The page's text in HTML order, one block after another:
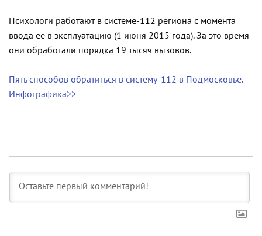
Психологи работают в системе-112 региона с момента
ввода ее в эксплуатацию (1 июня 2015 года). За это время
они обработали порядка 19 тысяч вызовов.
Пять способов обратиться в систему-112 в Подмосковье.
Инфографика>>